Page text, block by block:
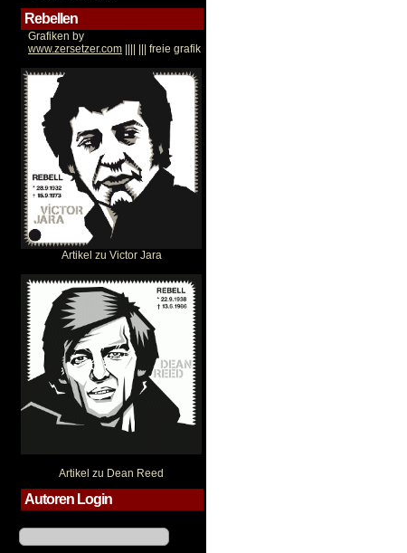
Rebellen
Grafiken by
www.zersetzer.com |||| ||| freie grafik
Artikel zu Victor Jara
Artikel zu Dean Reed
Autoren Login